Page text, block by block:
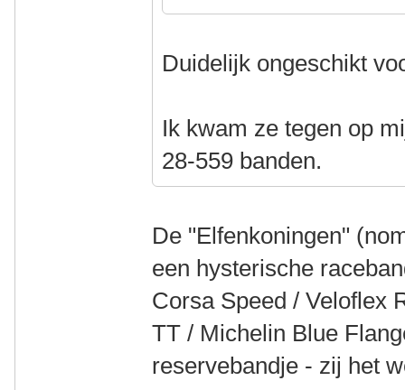
Duidelijk ongeschikt
Ik kwam ze tegen op
28-559 banden.
De "Elfenkoningen"
een hysterische
Corsa Speed / Veloflex
TT / Michelin Blue
reservebandje - zij het